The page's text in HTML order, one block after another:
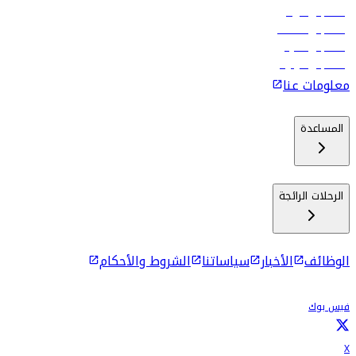
رحلات إلى الرياض
رحلات إلى مسقط
رحلات إلى ماليه
رحلات إلى كولومبو
معلومات عنا
المساعدة
الرحلات الرائجة
الوظائف الأخبار سياساتنا الشروط والأحكام
فيس بوك
X